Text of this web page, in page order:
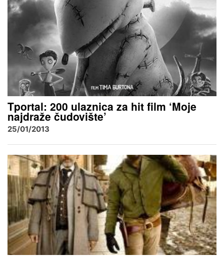
Tportal: 200 ulaznica za hit film ‘Moje
najdraže čudovište’
25/01/2013